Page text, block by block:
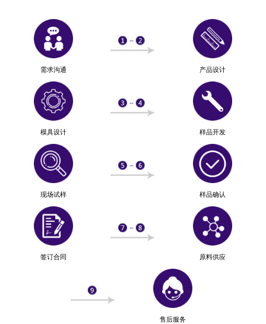
需求沟通 产品设计
模具设计 样品开发
现场试样 样品确认
签订合同 原料供应
售后服务